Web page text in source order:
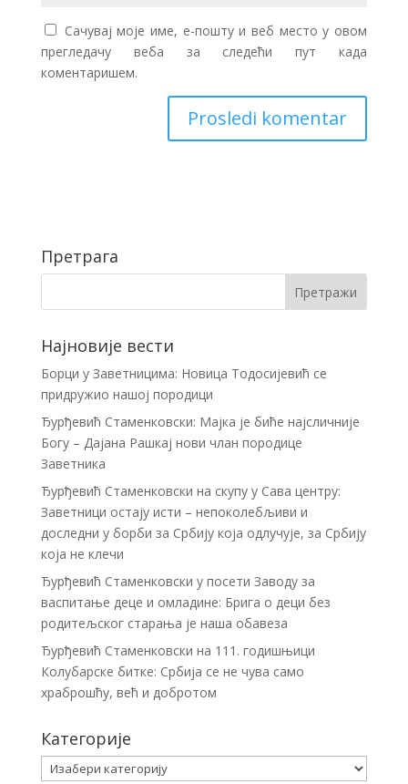
Сачувај моје име, е-пошту и веб место у овом
прегледачу веба за следећи пут када
коментаришем.
Претрага
Најновије вести
Борци у Заветницима: Новица Тодосијевић се
придружио нашој породици
Ђурђевић Стаменковски: Мајка је биће најсличније
Богу – Дајана Рашкај нови члан породице
Заветника
Ђурђевић Стаменковски на скупу у Сава центру:
Заветници остају исти – непоколебљиви и
доследни у борби за Србију која одлучује, за Србију
која не клечи
Ђурђевић Стаменковски у посети Заводу за
васпитање деце и омладине: Брига о деци без
родитељског старања је наша обавеза
Ђурђевић Стаменковски на 111. годишњици
Колубарске битке: Србија се не чува само
храброшћу, већ и добротом
Категорије
Категорије